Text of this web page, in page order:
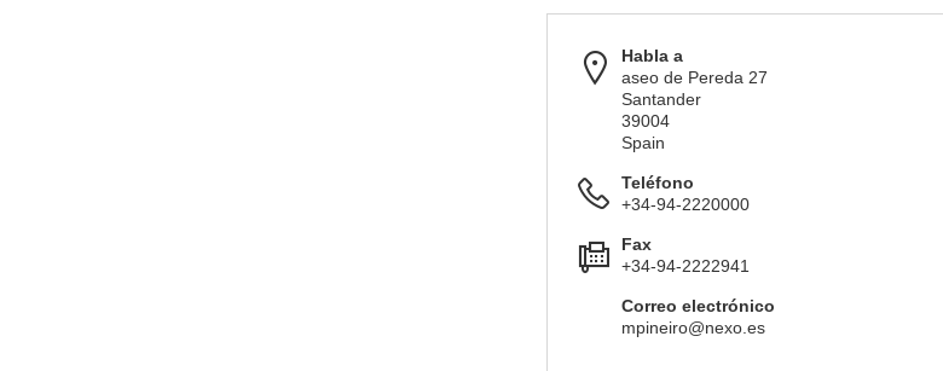
Habla a
aseo de Pereda 27
Santander
39004
Spain
Teléfono
+34-94-2220000
Fax
+34-94-2222941
Correo electrónico
mpineiro@nexo.es